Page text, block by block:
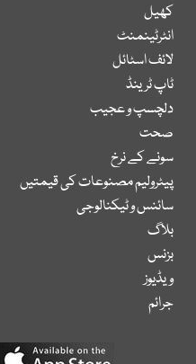
کھیل
انٹرٹینمنٹ
لائف اسٹائل
ٹاپ ٹرینڈ
دلچسپ و عجیب
صحت
سونے کے نرخ
پیٹرولیم مصنوعات کی قیمتیں
سائنس و ٹیکنالوجی
بلاگ
بزنس
ویڈیوز
جرائم